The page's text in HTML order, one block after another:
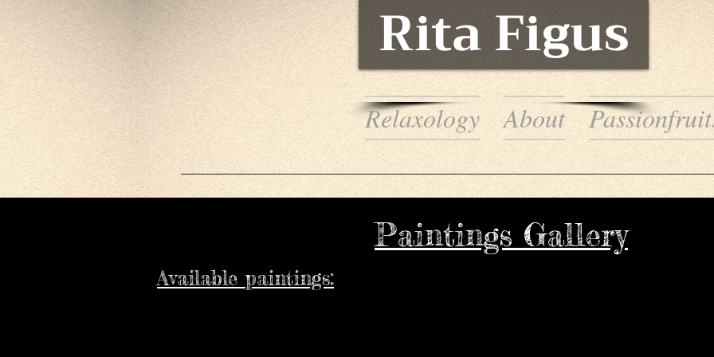
Rita Figus
Relaxology About
Paintings Gallery
Available paintings: